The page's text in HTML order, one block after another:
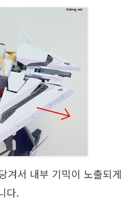
겨서 내부 기믹이 노출되게
다.